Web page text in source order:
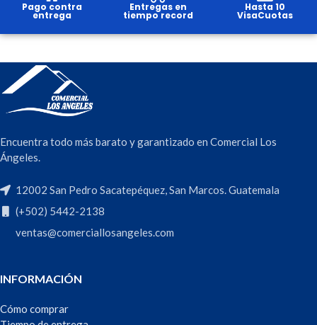
Pago contra
entrega
Entregas en
tiempo record
Hasta 10
VisaCuotas
Encuentra todo más barato y garantizado en Comercial Los
Ángeles.
12002 San Pedro Sacatepéquez, San Marcos. Guatemala
(+502) 5442-2138
ventas@comerciallosangeles.com
INFORMACIÓN
Cómo comprar